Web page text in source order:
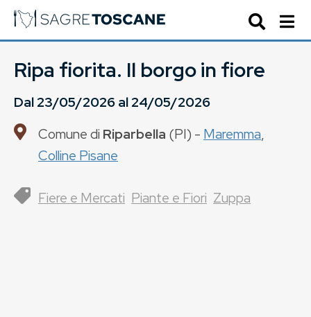
Ripa fiorita. Il borgo in fiore
Dal23/05/2026al24/05/2026
Comune di Riparbella (PI) - Maremma,
Colline Pisane
Fiere e Mercati Piante e Fiori Zuppa